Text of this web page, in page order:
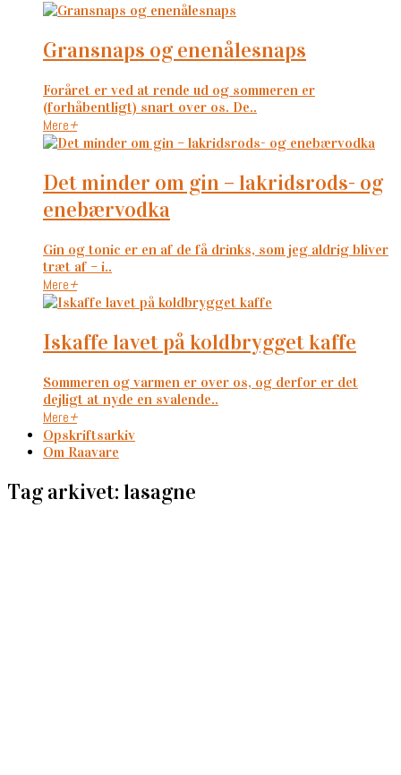
gransnaps og enenålesnaps
Foråret er ved at rende ud og sommeren er
(forhåbentligt) snart over os. De..
Mere+
det minder om gin – lakridsrods- og
enebærvodka
Gin og tonic er en af de få drinks, som jeg aldrig bliver
træt af – i..
Mere+
iskaffe lavet på koldbrygget kaffe
Sommeren og varmen er over os, og derfor er det
dejligt at nyde en svalende..
Mere+
Opskriftsarkiv
Om Raavare
Tag arkivet: lasagne